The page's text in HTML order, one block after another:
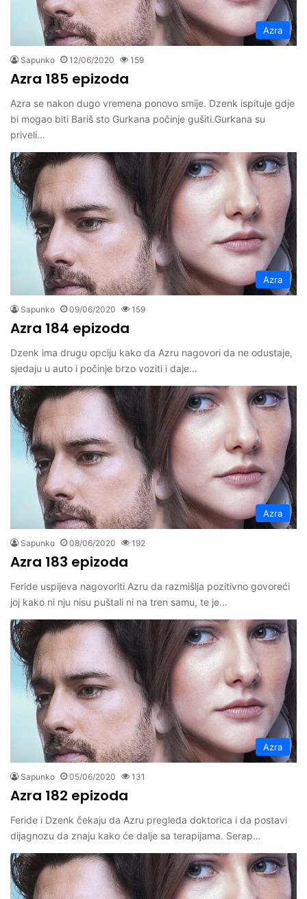
Azra
Sapunko 12/06/2020 159
Azra 185 epizoda
Azra se nakon dugo vremena ponovo smije. Dzenk ispituje gdje
bi mogao biti Bariš sto Gurkana počinje gušiti.Gurkana su
priveli…
Azra
Sapunko 09/06/2020 159
Azra 184 epizoda
Dzenk ima drugu opciju kako da Azru nagovori da ne odustaje,
sjedaju u auto i počinje brzo voziti i daje…
Azra
Sapunko 08/06/2020 192
Azra 183 epizoda
Feride uspijeva nagovoriti Azru da razmišlja pozitivno govoreći
joj kako ni nju nisu puštali ni na tren samu, te je…
Azra
Sapunko 05/06/2020 131
Azra 182 epizoda
Feride i Dzenk čekaju da Azru pregleda doktorica i da postavi
dijagnozu da znaju kako će dalje sa terapijama. Serap…